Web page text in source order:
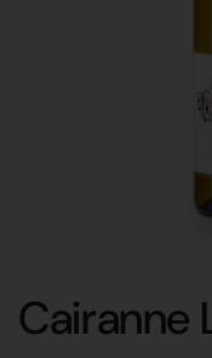
Cairanne